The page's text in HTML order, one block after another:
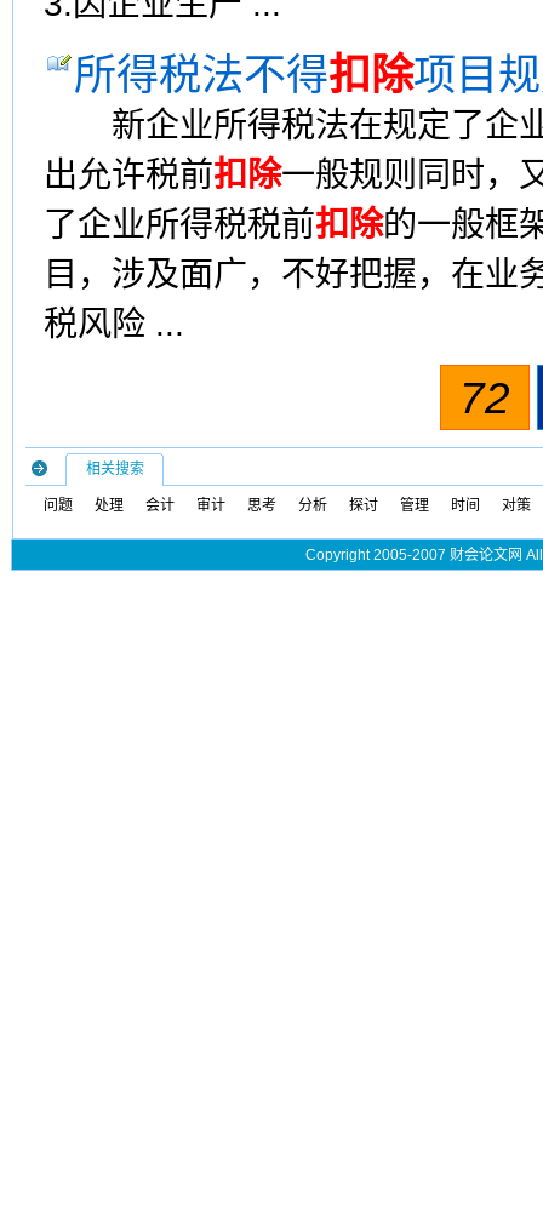
所得税法不得扣除项目
新企业所得税法在规定了企业
出允许税前扣除一般规则同时，
了企业所得税税前扣除的一般框
目，涉及面广，不好把握，在业
税风险 ...
72
相关搜索
问题 处理 会计 审计 思考 分析 探讨 管理 时间 对策
Copyright 2005-2007 财会论文网